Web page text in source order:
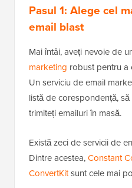
Pasul 1: Alege cel
email blast
Mai întâi, aveți nevoie de
marketing robust pentru a
Un serviciu de email
listă de corespondență,
trimiteți emailuri în masă.
Există zeci de servicii de
Dintre acestea,Constant
ConvertKitsunt cele mai